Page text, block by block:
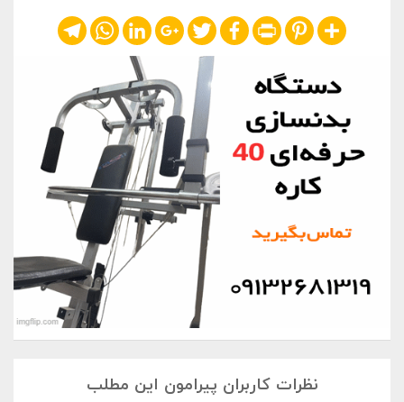
Share
Pinterest
Print
Facebook
Twitter
Google+
LinkedIn
WhatsApp
Telegram
نظرات کاربران پیرامون این مطلب